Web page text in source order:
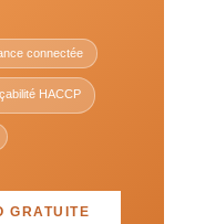
connectée
HACCP
GRATUITE